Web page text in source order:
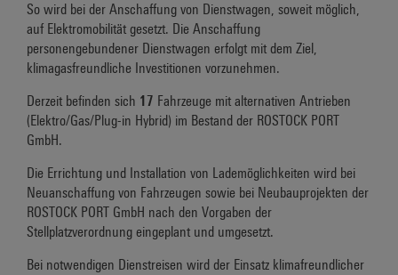
So wird bei der Anschaffung von Dienstwagen, soweit möglich,
auf Elektromobilität gesetzt. Die Anschaffung
personengebundener Dienstwagen erfolgt mit dem Ziel,
klimagasfreundliche Investitionen vorzunehmen.
Derzeit befinden sich 17 Fahrzeuge mit alternativen Antrieben
(Elektro/Gas/Plug-in Hybrid) im Bestand der ROSTOCK PORT
GmbH.
Die Errichtung und Installation von Lademöglichkeiten wird bei
Neuanschaffung von Fahrzeugen sowie bei Neubauprojekten der
ROSTOCK PORT GmbH nach den Vorgaben der
Stellplatzverordnung eingeplant und umgesetzt.
Bei notwendigen Dienstreisen wird der Einsatz klimafreundlicher